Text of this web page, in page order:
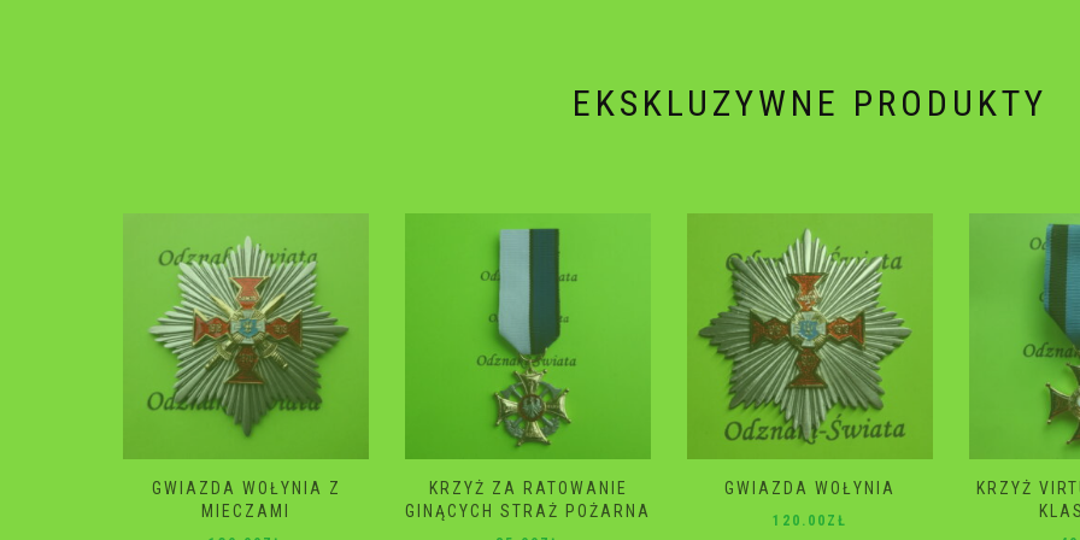
EKSKLUZYWNE PRODUKTY
KRZYŻ ZA RATOWANIE
GINĄCYCH STRAŻ POŻARNA
GWIAZDA WOŁYNIA
120.00 ZŁ
KRZYŻ VIRTUTI MILITARI 4
KLASA 2 RP